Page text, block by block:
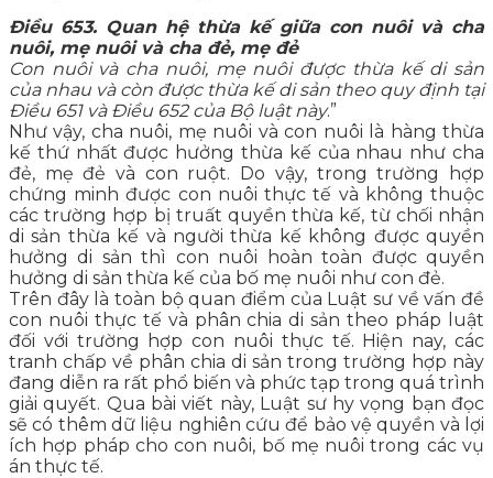
Điều 653. Quan hệ thừa kế giữa con nuôi và cha
nuôi, mẹ nuôi và cha đẻ, mẹ đẻ
Con nuôi và cha nuôi, mẹ nuôi được thừa kế di sản
của nhau và còn được thừa kế di sản theo quy định tại
Điều 651 và Điều 652 của Bộ luật này.”
Như vậy, cha nuôi, mẹ nuôi và con nuôi là hàng thừa
kế thứ nhất được hưởng thừa kế của nhau như cha
đẻ, mẹ đẻ và con ruột. Do vậy, trong trường hợp
chứng minh được con nuôi thực tế và không thuộc
các trường hợp bị truất quyền thừa kế, từ chối nhận
di sản thừa kế và người thừa kế không được quyền
hưởng di sản thì con nuôi hoàn toàn được quyền
hưởng di sản thừa kế của bố mẹ nuôi như con đẻ.
Trên đây là toàn bộ quan điểm của Luật sư về vấn đề
con nuôi thực tế và phân chia di sản theo pháp luật
đối với trường hợp con nuôi thực tế. Hiện nay, các
tranh chấp về phân chia di sản trong trường hợp này
đang diễn ra rất phổ biến và phức tạp trong quá trình
giải quyết. Qua bài viết này, Luật sư hy vọng bạn đọc
sẽ có thêm dữ liệu nghiên cứu để bảo vệ quyền và lợi
ích hợp pháp cho con nuôi, bố mẹ nuôi trong các vụ
án thực tế.